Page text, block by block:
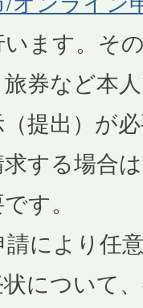
ます。そ
券など本
提出）が
する場合
す。
により任
について